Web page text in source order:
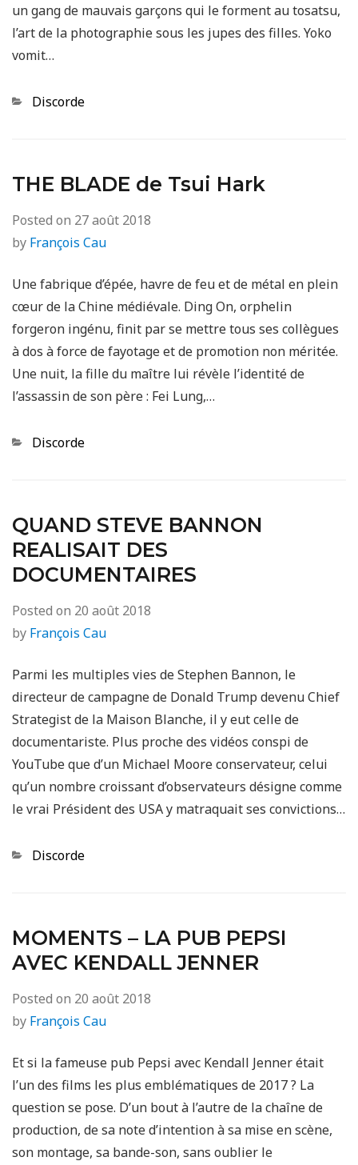
un gang de mauvais garçons qui le forment au tosatsu,
l’art de la photographie sous les jupes des filles. Yoko
vomit…
Categories
Discorde
THE BLADE de Tsui Hark
Posted on 27 août 2018
by François Cau
Une fabrique d’épée, havre de feu et de métal en plein
cœur de la Chine médiévale. Ding On, orphelin
forgeron ingénu, finit par se mettre tous ses collègues
à dos à force de fayotage et de promotion non méritée.
Une nuit, la fille du maître lui révèle l’identité de
l’assassin de son père : Fei Lung,…
Categories
Discorde
QUAND STEVE BANNON
REALISAIT DES
DOCUMENTAIRES
Posted on 20 août 2018
by François Cau
Parmi les multiples vies de Stephen Bannon, le
directeur de campagne de Donald Trump devenu Chief
Strategist de la Maison Blanche, il y eut celle de
documentariste. Plus proche des vidéos conspi de
YouTube que d’un Michael Moore conservateur, celui
qu’un nombre croissant d’observateurs désigne comme
le vrai Président des USA y matraquait ses convictions…
Categories
Discorde
MOMENTS – LA PUB PEPSI
AVEC KENDALL JENNER
Posted on 20 août 2018
by François Cau
Et si la fameuse pub Pepsi avec Kendall Jenner était
l’un des films les plus emblématiques de 2017 ? La
question se pose. D’un bout à l’autre de la chaîne de
production, de sa note d’intention à sa mise en scène,
son montage, sa bande-son, sans oublier le